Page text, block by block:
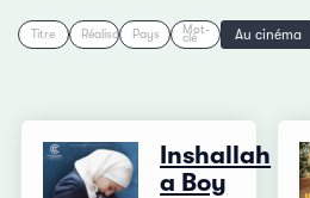
Titre RéalisationPays Mot-
clé Au cinéma
Inshallah
a Boy